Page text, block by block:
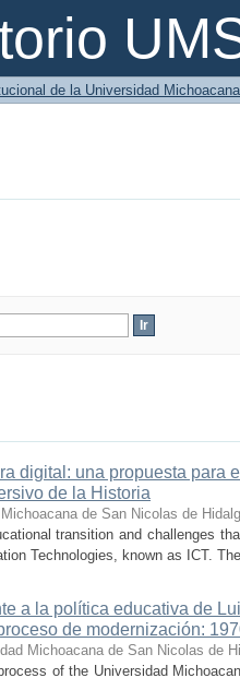
de la Universidad
digital: una propuesta para
de la Historia
de San Nicolas de
transition and challenges
Technologies, known as ICT.
a la política educativa de
de modernización:
Michoacana de San Nicolas de
of the Universidad